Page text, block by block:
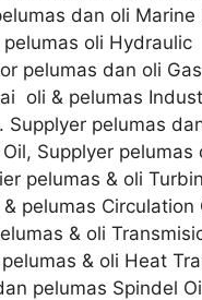
dan oli Marine
pelumas oli Hydraulic
pelumas dan oli
oli & pelumas
Supplyer pelumas
Supplyer pelumas
pelumas & oli
pelumas Circulation
& oli
& oli Heat
pelumas Spindel